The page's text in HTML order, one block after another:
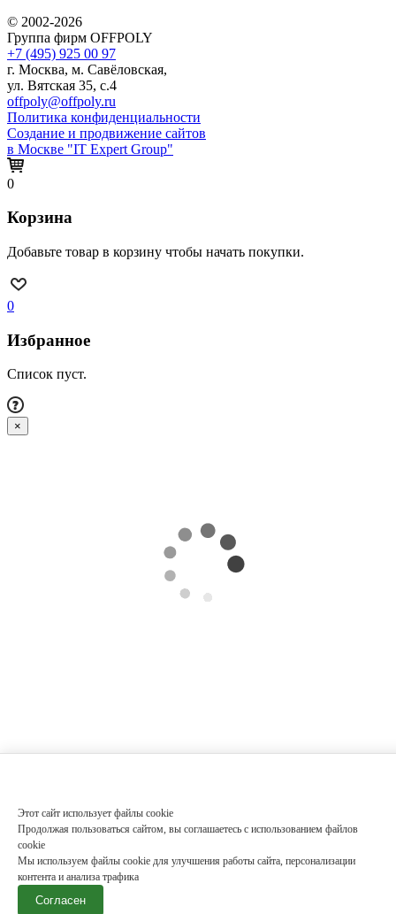
© 2002-2026
Группа фирм OFFPOLY
+7 (495) 925 00 97
г. Москва, м. Савёловская,
ул. Вятская 35, с.4
offpoly@offpoly.ru
Политика конфиденциальности
Создание и продвижение сайтов
в Москве "IT Expert Group"
Этот сайт использует файлы cookie
Продолжая пользоваться сайтом, вы соглашаетесь с использованием файлов
cookie
Мы используем файлы cookie для улучшения работы сайта, персонализации
контента и анализа трафика
Согласен
0
Корзина
Добавьте товар в корзину чтобы начать покупки.
0
Избранное
Список пуст.
×